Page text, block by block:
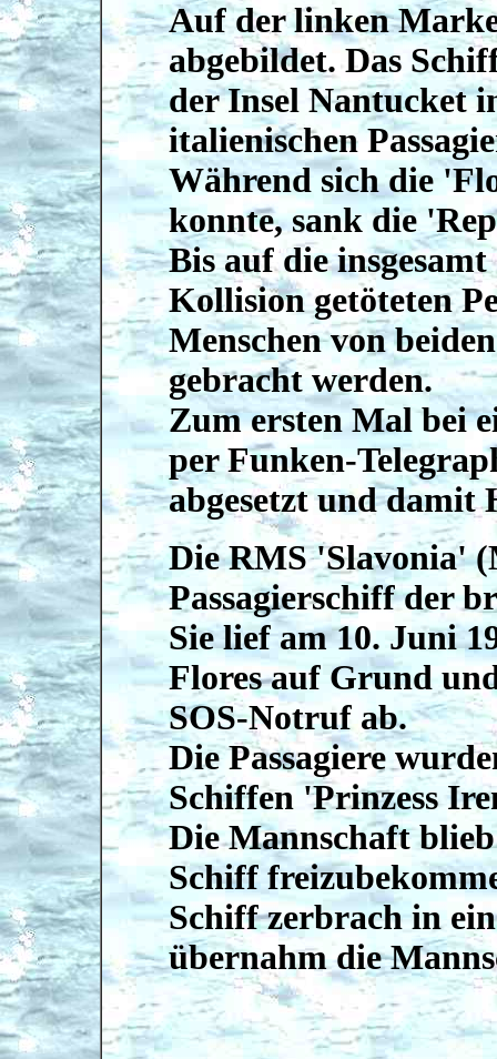
Auf der linken
abgebildet. Das
der Insel Nantucket
italienischen
Während sich die
konnte, sank die
Bis auf die
Kollision getöteten
Menschen von
gebracht werden.
Zum ersten Mal bei
per Funken-
abgesetzt und damit
Die RMS 'Slavonia'
Passagierschiff der
Sie lief am 10. Juni
Flores auf Grund
SOS-Notruf ab.
Die Passagiere
Schiffen 'Prinzess
Die Mannschaft
Schiff
Schiff zerbrach in
übernahm die